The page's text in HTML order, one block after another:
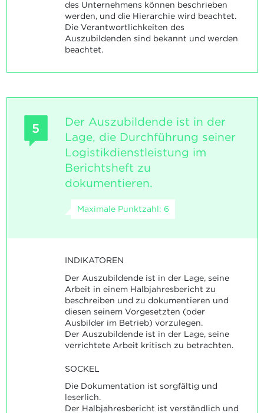
des Unternehmens können beschrieben
werden, und die Hierarchie wird beachtet.
Die Verantwortlichkeiten des
Auszubildenden sind bekannt und werden
beachtet.
5
Der Auszubildende ist in der
Lage, die Durchführung seiner
Logistikdienstleistung im
Berichtsheft zu
dokumentieren.
Maximale Punktzahl: 6
INDIKATOREN
Der Auszubildende ist in der Lage, seine
Arbeit in einem Halbjahresbericht zu
beschreiben und zu dokumentieren und
diesen seinem Vorgesetzten (oder
Ausbilder im Betrieb) vorzulegen.
Der Auszubildende ist in der Lage, seine
verrichtete Arbeit kritisch zu betrachten.
SOCKEL
Die Dokumentation ist sorgfältig und
leserlich.
Der Halbjahresbericht ist verständlich und